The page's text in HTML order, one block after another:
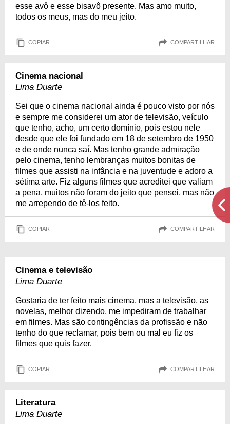
esse avô e esse bisavô presente. Mas amo muito,
todos os meus, mas do meu jeito.
COPIAR COMPARTILHAR
Cinema nacional
Lima Duarte
Sei que o cinema nacional ainda é pouco visto por nós
e sempre me considerei um ator de televisão, veículo
que tenho, acho, um certo domínio, pois estou nele
desde que ele foi fundado em 18 de setembro de 1950
e de onde nunca saí. Mas tenho grande admiração
pelo cinema, tenho lembranças muitos bonitas de
filmes que assisti na infância e na juventude e adoro a
sétima arte. Fiz alguns filmes que acreditei que valiam
a pena, muitos não foram do jeito que pensei, mas não
me arrependo de tê-los feito.
COPIAR COMPARTILHAR
Cinema e televisão
Lima Duarte
Gostaria de ter feito mais cinema, mas a televisão, as
novelas, melhor dizendo, me impediram de trabalhar
em filmes. Mas são contingências da profissão e não
tenho do que reclamar, pois bem ou mal eu fiz os
filmes que quis fazer.
COPIAR COMPARTILHAR
Literatura
Lima Duarte